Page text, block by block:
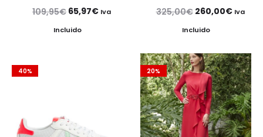
109,95€ El
precio
65,97€ElIva
Incluido
325,00€ El
precio
era:
325,00€.
260,00€El
es:
Iva
Incluido
40% 20%